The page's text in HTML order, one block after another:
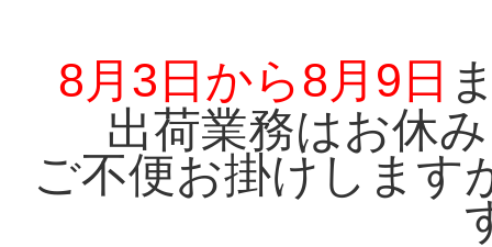
8月3日から8月9日
出荷業務はお休
ご不便お掛けします